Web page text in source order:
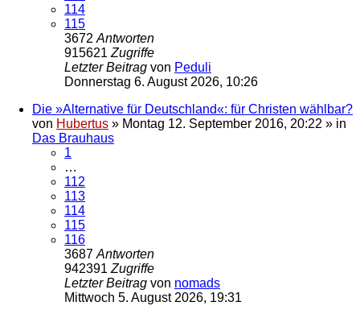
114
115
3672 Antworten
915621 Zugriffe
Letzter Beitrag von Peduli
Donnerstag 6. August 2026, 10:26
Die »Alternative für Deutschland«: für Christen wählbar?
von Hubertus » Montag 12. September 2016, 20:22 » in
Das Brauhaus
1
…
112
113
114
115
116
3687 Antworten
942391 Zugriffe
Letzter Beitrag von nomads
Mittwoch 5. August 2026, 19:31